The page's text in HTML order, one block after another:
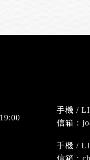
手機 /
信箱：
手機 /
信箱：